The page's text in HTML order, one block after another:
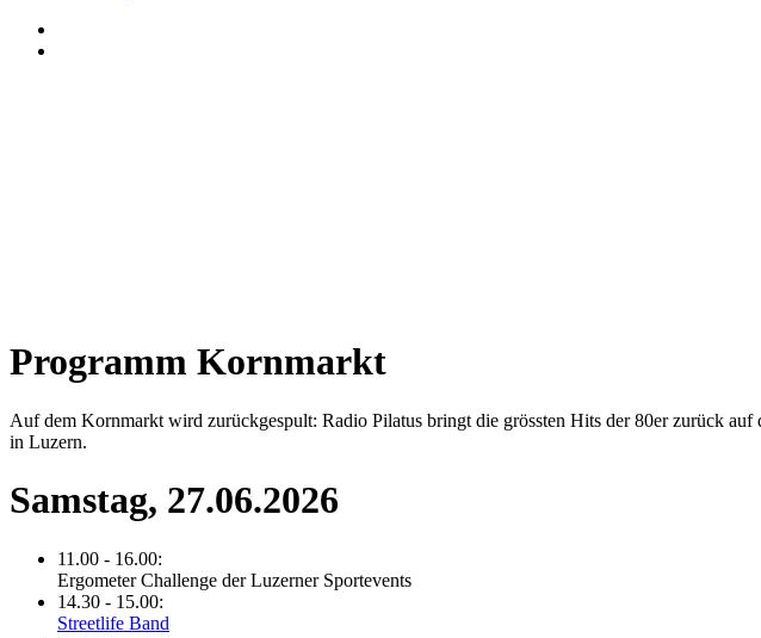
Programm Kornmarkt
Auf dem Kornmarkt wird zurückgespult: Radio Pilatus bringt die grössten Hits der 80er zurück
in Luzern.
Samstag, 27.06.2026
11.00 - 16.00:
Ergometer Challenge der Luzerner Sportevents
14.30 - 15.00:
Streetlife Band